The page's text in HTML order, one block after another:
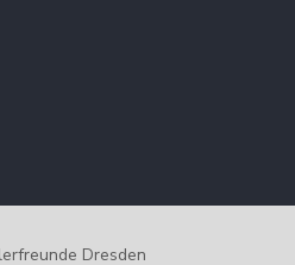
Dresden